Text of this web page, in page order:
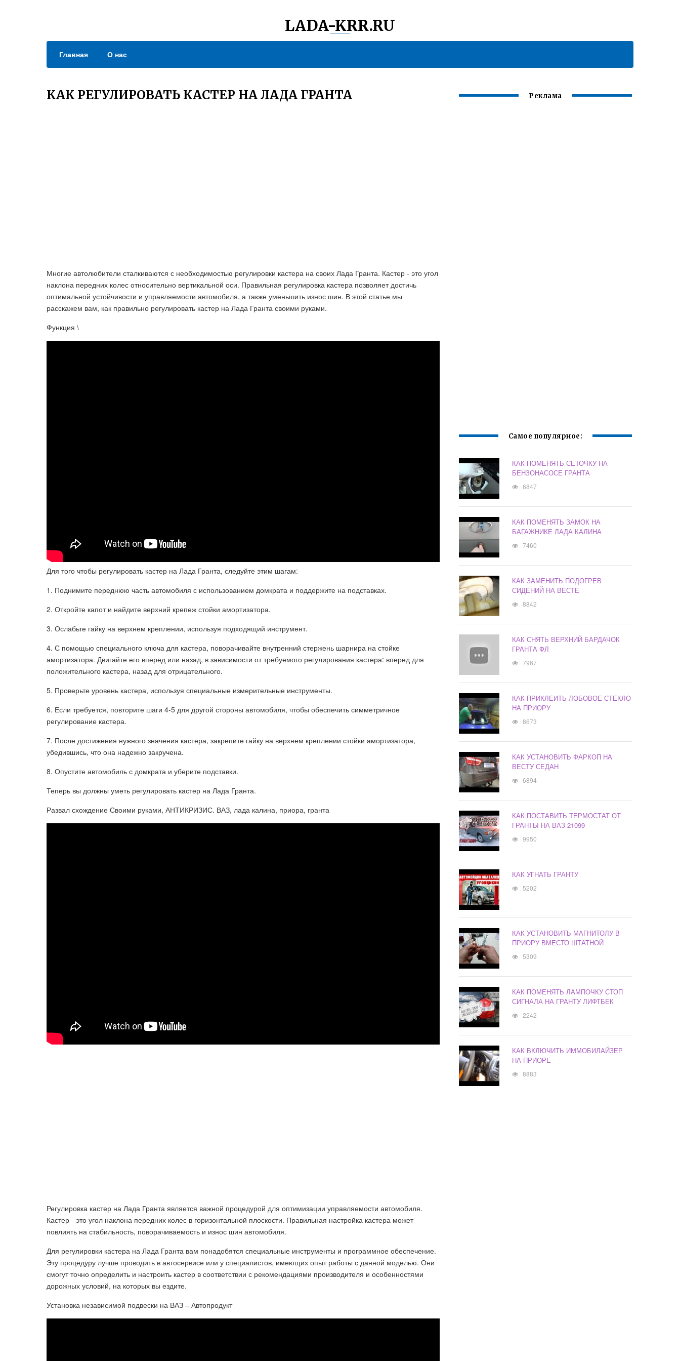
LADA-KRR.RU
Главная О нас
КАК РЕГУЛИРОВАТЬ КАСТЕР НА ЛАДА ГРАНТА
Многие автолюбители сталкиваются с необходимостью регулировки кастера на своих Лада Гранта. Кастер - это угол
наклона передних колес относительно вертикальной оси. Правильная регулировка кастера позволяет достичь
оптимальной устойчивости и управляемости автомобиля, а также уменьшить износ шин. В этой статье мы
расскажем вам, как правильно регулировать кастер на Лада Гранта своими руками.
Функция \
Для того чтобы регулировать кастер на Лада Гранта, следуйте этим шагам:
1. Поднимите переднюю часть автомобиля с использованием домкрата и поддержите на подставках.
2. Откройте капот и найдите верхний крепеж стойки амортизатора.
3. Ослабьте гайку на верхнем креплении, используя подходящий инструмент.
4. С помощью специального ключа для кастера, поворачивайте внутренний стержень шарнира на стойке
амортизатора. Двигайте его вперед или назад, в зависимости от требуемого регулирования кастера: вперед для
положительного кастера, назад для отрицательного.
5. Проверьте уровень кастера, используя специальные измерительные инструменты.
6. Если требуется, повторите шаги 4-5 для другой стороны автомобиля, чтобы обеспечить симметричное
регулирование кастера.
7. После достижения нужного значения кастера, закрепите гайку на верхнем креплении стойки амортизатора,
убедившись, что она надежно закручена.
8. Опустите автомобиль с домкрата и уберите подставки.
Теперь вы должны уметь регулировать кастер на Лада Гранта.
Развал схождение Своими руками, АНТИКРИЗИС. ВАЗ, лада калина, приора, гранта
Регулировка кастер на Лада Гранта является важной процедурой для оптимизации управляемости автомобиля.
Кастер - это угол наклона передних колес в горизонтальной плоскости. Правильная настройка кастера может
повлиять на стабильность, поворачиваемость и износ шин автомобиля.
Для регулировки кастера на Лада Гранта вам понадобятся специальные инструменты и программное обеспечение.
Эту процедуру лучше проводить в автосервисе или у специалистов, имеющих опыт работы с данной моделью. Они
смогут точно определить и настроить кастер в соответствии с рекомендациями производителя и особенностями
дорожных условий, на которых вы ездите.
Установка независимой подвески на ВАЗ – Автопродукт
Реклама
Самое популярное:
КАК ПОМЕНЯТЬ СЕТОЧКУ НА
БЕНЗОНАСОСЕ ГРАНТА
6847
КАК ПОМЕНЯТЬ ЗАМОК НА
БАГАЖНИКЕ ЛАДА КАЛИНА
7460
КАК ЗАМЕНИТЬ ПОДОГРЕВ
СИДЕНИЙ НА ВЕСТЕ
8842
КАК СНЯТЬ ВЕРХНИЙ БАРДАЧОК
ГРАНТА ФЛ
7967
КАК ПРИКЛЕИТЬ ЛОБОВОЕ СТЕКЛО
НА ПРИОРУ
8673
КАК УСТАНОВИТЬ ФАРКОП НА
ВЕСТУ СЕДАН
6894
КАК ПОСТАВИТЬ ТЕРМОСТАТ ОТ
ГРАНТЫ НА ВАЗ 21099
9950
КАК УГНАТЬ ГРАНТУ
5202
КАК УСТАНОВИТЬ МАГНИТОЛУ В
ПРИОРУ ВМЕСТО ШТАТНОЙ
5309
КАК ПОМЕНЯТЬ ЛАМПОЧКУ СТОП
СИГНАЛА НА ГРАНТУ ЛИФТБЕК
2242
КАК ВКЛЮЧИТЬ ИММОБИЛАЙЗЕР
НА ПРИОРЕ
8883